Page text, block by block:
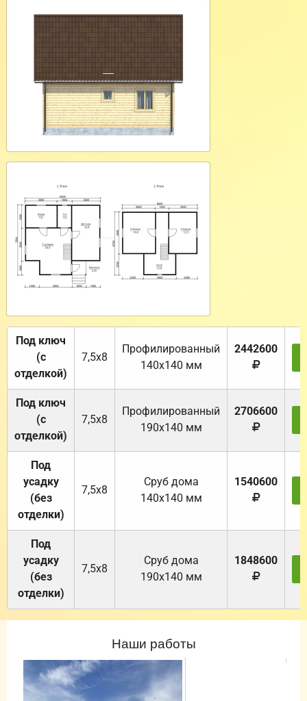
Под ключ
(с
отделкой)
7,5х8
Профилированный
140х140 мм
2442600
Под ключ
(с
отделкой)
7,5х8
Профилированный
190х140 мм
2706600
Под
усадку
(без
отделки)
7,5х8
Cруб дома
140х140 мм
1540600
Под
усадку
(без
отделки)
7,5х8
Cруб дома
190х140 мм
1848600
Наши работы